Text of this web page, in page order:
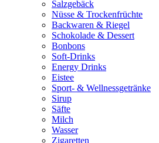
Salzgebäck
Nüsse & Trockenfrüchte
Backwaren & Riegel
Schokolade & Dessert
Bonbons
Soft-Drinks
Energy Drinks
Eistee
Sport- & Wellnessgetränke
Sirup
Säfte
Milch
Wasser
Zigaretten